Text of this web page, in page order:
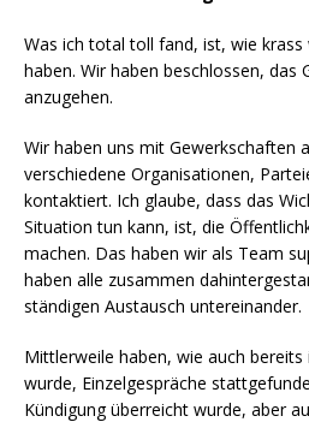
Was ich total toll fand, ist, wie
haben. Wir haben beschlossen, das
anzugehen.
Wir haben uns mit Gewerkschaften
verschiedene Organisationen,
kontaktiert. Ich glaube, dass das
Situation tun kann, ist, die
machen. Das haben wir als Team
haben alle zusammen
ständigen Austausch untereinander.
Mittlerweile haben, wie auch
wurde, Einzelgespräche
Kündigung überreicht wurde, aber